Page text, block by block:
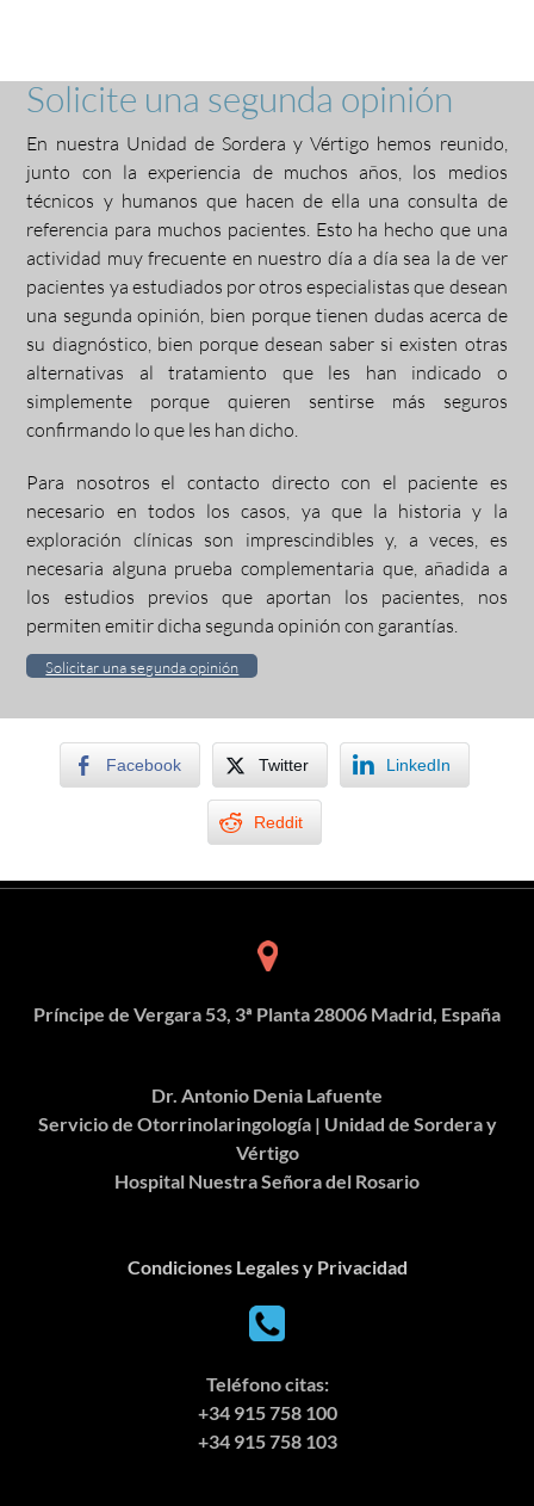
Solicite una segunda opinión
En nuestra Unidad de Sordera y Vértigo hemos reunido,
junto con la experiencia de muchos años, los medios
técnicos y humanos que hacen de ella una consulta de
referencia para muchos pacientes. Esto ha hecho que una
actividad muy frecuente en nuestro día a día sea la de ver
pacientes ya estudiados por otros especialistas que desean
una segunda opinión, bien porque tienen dudas acerca de
su diagnóstico, bien porque desean saber si existen otras
alternativas al tratamiento que les han indicado o
simplemente porque quieren sentirse más seguros
confirmando lo que les han dicho.
Para nosotros el contacto directo con el paciente es
necesario en todos los casos, ya que la historia y la
exploración clínicas son imprescindibles y, a veces, es
necesaria alguna prueba complementaria que, añadida a
los estudios previos que aportan los pacientes, nos
permiten emitir dicha segunda opinión con garantías.
Solicitar una segunda opinión
Facebook Twitter LinkedIn
Reddit
Príncipe de Vergara 53, 3ª Planta 28006 Madrid, España
Dr. Antonio Denia Lafuente
Servicio de Otorrinolaringología | Unidad de Sordera y
Vértigo
Hospital Nuestra Señora del Rosario
Condiciones Legales y Privacidad
Teléfono citas:
+34 915 758 100
+34 915 758 103